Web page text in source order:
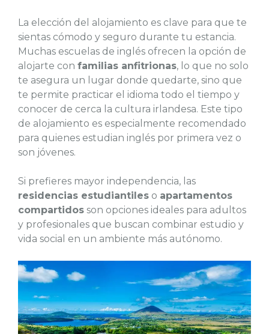
La elección del alojamiento es clave para que te
sientas cómodo y seguro durante tu estancia.
Muchas escuelas de inglés ofrecen la opción de
alojarte con familias anfitrionas, lo que no solo
te asegura un lugar donde quedarte, sino que
te permite practicar el idioma todo el tiempo y
conocer de cerca la cultura irlandesa. Este tipo
de alojamiento es especialmente recomendado
para quienes estudian inglés por primera vez o
son jóvenes.
Si prefieres mayor independencia, las
residencias estudiantiles o apartamentos
compartidos son opciones ideales para adultos
y profesionales que buscan combinar estudio y
vida social en un ambiente más autónomo.